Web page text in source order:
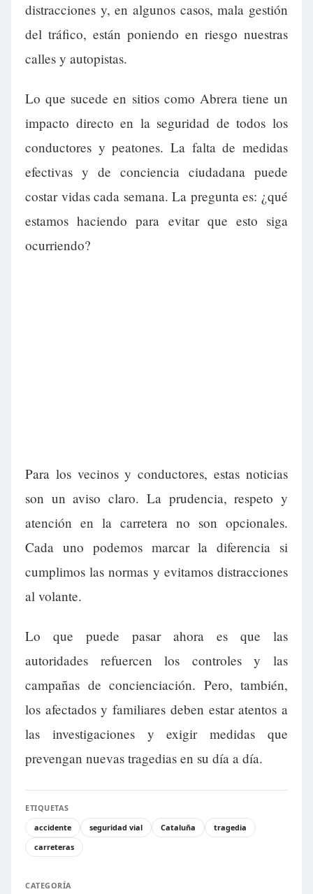
distracciones y, en algunos casos, mala gestión
del tráfico, están poniendo en riesgo nuestras
calles y autopistas.
Lo que sucede en sitios como Abrera tiene un
impacto directo en la seguridad de todos los
conductores y peatones. La falta de medidas
efectivas y de conciencia ciudadana puede
costar vidas cada semana. La pregunta es: ¿qué
estamos haciendo para evitar que esto siga
ocurriendo?
Para los vecinos y conductores, estas noticias
son un aviso claro. La prudencia, respeto y
atención en la carretera no son opcionales.
Cada uno podemos marcar la diferencia si
cumplimos las normas y evitamos distracciones
al volante.
Lo que puede pasar ahora es que las
autoridades refuercen los controles y las
campañas de concienciación. Pero, también,
los afectados y familiares deben estar atentos a
las investigaciones y exigir medidas que
prevengan nuevas tragedias en su día a día.
ETIQUETAS
accidente
seguridad vial Cataluña
tragedia
carreteras
CATEGORÍA